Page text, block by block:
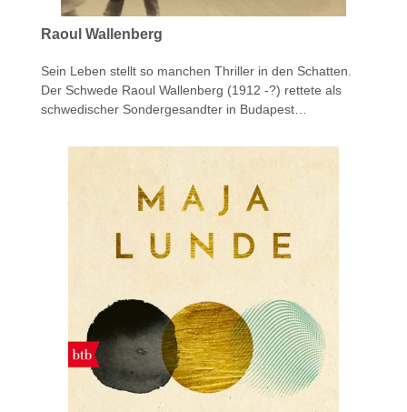
Raoul Wallenberg
Sein Leben stellt so manchen Thriller in den Schatten.
Der Schwede Raoul Wallenberg (1912 -?) rettete als
schwedischer Sondergesandter in Budapest…